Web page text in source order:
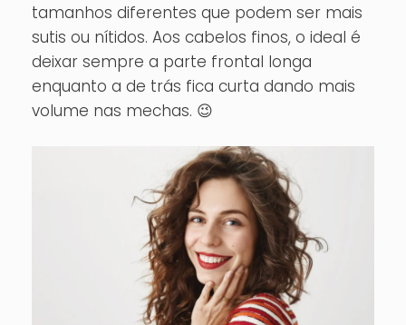
tamanhos diferentes que podem ser mais
sutis ou nítidos. Aos cabelos finos, o ideal é
deixar sempre a parte frontal longa
enquanto a de trás fica curta dando mais
volume nas mechas. 😉